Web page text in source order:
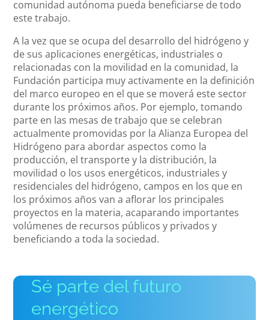
comunidad autónoma pueda beneficiarse de todo
este trabajo.
A la vez que se ocupa del desarrollo del hidrógeno y
de sus aplicaciones energéticas, industriales o
relacionadas con la movilidad en la comunidad, la
Fundación participa muy activamente en la definición
del marco europeo en el que se moverá este sector
durante los próximos años. Por ejemplo, tomando
parte en las mesas de trabajo que se celebran
actualmente promovidas por la Alianza Europea del
Hidrógeno para abordar aspectos como la
producción, el transporte y la distribución, la
movilidad o los usos energéticos, industriales y
residenciales del hidrógeno, campos en los que en
los próximos años van a aflorar los principales
proyectos en la materia, acaparando importantes
volúmenes de recursos públicos y privados y
beneficiando a toda la sociedad.
Sé parte del futuro
energético